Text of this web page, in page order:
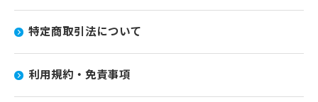
特定商取引法について
利用規約・免責事項